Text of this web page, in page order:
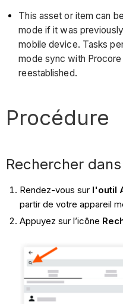
This asset or item can
mode if it was
mobile device. Tasks
mode sync with
reestablished.
Procédure
Rechercher
Rendez-vous sur l'outil
partir de votre appareil
Appuyez sur l’icône